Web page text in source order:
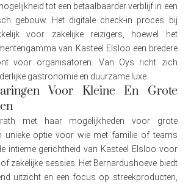
tot een betaalbaarder verblijf in een
gebouw. Het digitale check-in proces bij
voor zakelijke reizigers, hoewel het
van Kasteel Elsloo een bredere
voor organisatoren. Van Oys richt zich
gastronomie en duurzame luxe.
Voor Kleine En Grote
met haar mogelijkheden voor grote
unieke optie voor wie met familie of teams
intieme gerichtheid van Kasteel Elsloo voor
zakelijke sessies. Het Bernardushoeve biedt
uitzicht en een focus op streekproducten,